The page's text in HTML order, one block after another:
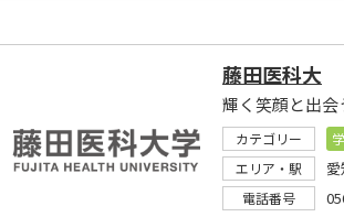
藤田医科大
輝く笑顔と出
カテゴリー
エリア・駅
電話番号